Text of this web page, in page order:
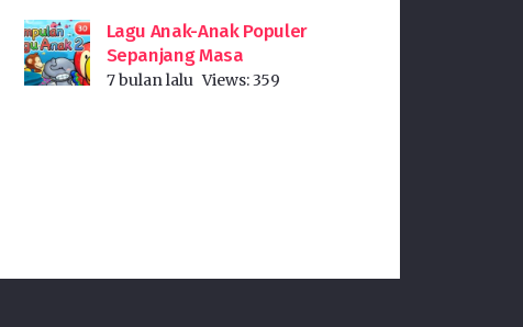
Lagu Anak-Anak Populer
Sepanjang Masa
7 bulan lalu Views:359